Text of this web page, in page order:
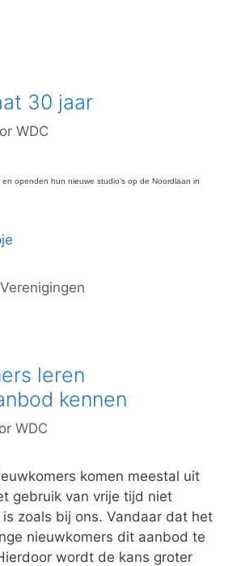
30 jaar
WDC
openden hun nieuwe studio’s op de Noordlaan in
Verenigingen
leren
kennen
WDC
komen meestal uit
gebruik van vrije tijd niet
zoals bij ons. Vandaar dat het
nieuwkomers dit aanbod te
wordt de kans groter